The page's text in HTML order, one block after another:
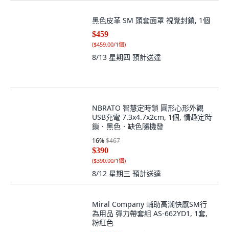
黑色皮革 SM 頭套面罩 視覺封鎖, 1個
$459
($459.00/1個)
8/13 星期四 預計送達
NBRATO 智慧定時鎖 圓形心形外觀
USB充電 7.3x4.7x2cm, 1個, 情趣定時
鎖．黑色．缺色隨機發
16%$467
$390
($390.00/1個)
8/12 星期三 預計送達
Miral Company 輔助高潮快感SM行
為用品 彈力帶套組 AS-662YD1, 1套,
粉紅色